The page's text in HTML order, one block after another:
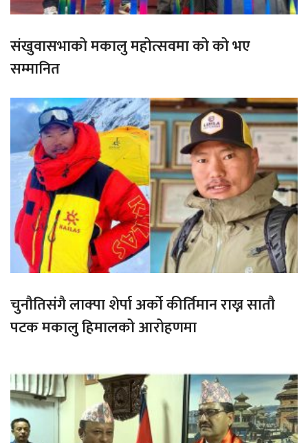
संखुवासभाको मकालु महोत्सवमा को को भए
सम्मानित
चुनौतिसंगै लाक्पा शेर्पा अर्को कीर्तिमान राख्न सातौ
पटक मकालु हिमालको आरोहणमा